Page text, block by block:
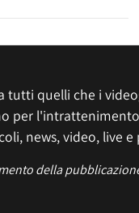
tutti quelli che i
per
news, video, live
della